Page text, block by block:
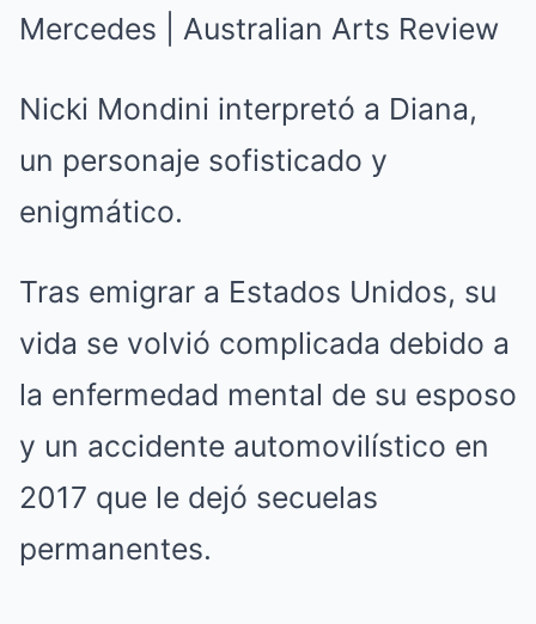
Nicki Mondini interpretó a Diana,
un personaje sofisticado y
enigmático.
Tras emigrar a Estados Unidos, su
vida se volvió complicada debido a
la enfermedad mental de su esposo
y un accidente automovilístico en
2017 que le dejó secuelas
permanentes.